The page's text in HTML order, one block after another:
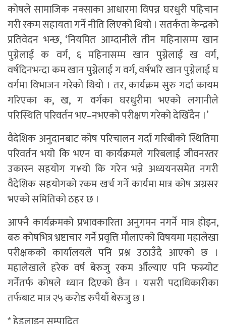
कोषले सामाजिक नक्साका आधारमा विपन्न घरधुरी पहिचान
गरी रकम सहायता गर्ने नीति लिएको थियो । सतर्कता केन्द्रको
प्रतिवेदन भन्छ, ‘नियमित आम्दानीले तीन महिनासम्म खान
पुग्नेलाई क वर्ग, ६ महिनासम्म खान पुग्नेलाई ख वर्ग,
वर्षदिनभन्दा कम खान पुग्नेलाई ग वर्ग, वर्षभरि खान पुग्नेलाई घ
वर्गमा विभाजन गरेको थियो । तर, कार्यक्रम सुरु गर्दा कायम
गरिएका क, ख, ग वर्गका घरधुरीमा भएको लगानीले
परिस्थिति परिवर्तन भए–नभएको परीक्षण गरेको देखिँदैन ।’
वैदेशिक अनुदानबाट कोष परिचालन गर्दा गरिबीको स्थितिमा
परिवर्तन भयो कि भएन वा कार्यक्रमले गरिबलाई जीवनस्तर
उकास्न सहयोग ग¥यो कि गरेन भन्ने अध्ययनसमेत नगरी
वैदेशिक सहयोगको रकम खर्च गर्ने कार्यमा मात्र कोष अग्रसर
भएको समितिको ठहर छ ।
आफ्नै कार्यक्रमको प्रभावकारिता अनुगमन नगर्ने मात्र होइन,
बरु कोषभित्र भ्रष्टाचार गर्ने प्रवृत्ति मौलाएको विषयमा महालेखा
परीक्षकको कार्यालयले पनि प्रश्न उठाउँदै आएको छ ।
महालेखाले हरेक वर्ष बेरुजु रकम औँल्याए पनि फस्र्योट
गर्नेतर्फ कोषले ध्यान दिएको छैन । यसरी पदाधिकारीका
तर्फबाट मात्र २५ करोड रुपैयाँ बेरुजु छ ।